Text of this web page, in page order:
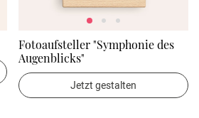
Fotoaufsteller "Symphonie des
Augenblicks"
Jetzt gestalten